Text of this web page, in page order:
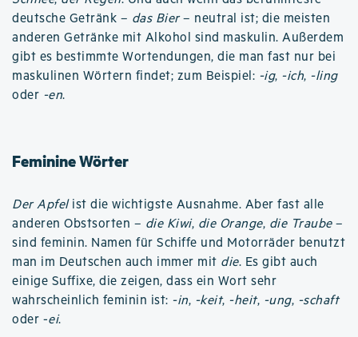
deutsche Getränk – das Bier– neutral ist; die meisten
anderen Getränke mit Alkohol sind maskulin. Außerdem
gibt es bestimmte Wortendungen, die man fast nur bei
maskulinen Wörtern findet; zum Beispiel: -ig, -ich, -ling
oder -en.
Feminine Wörter
Der Apfelist die wichtigste Ausnahme. Aber fast alle
anderen Obstsorten – die Kiwi, die Orange, die Traube–
sind feminin. Namen für Schiffe und Motorräder benutzt
man im Deutschen auch immer mit die. Es gibt auch
einige Suffixe, die zeigen, dass ein Wort sehr
wahrscheinlich feminin ist: -in, -keit, -heit, -ung, -schaft
oder -ei.